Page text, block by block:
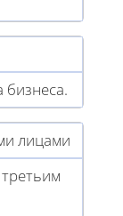
лицами